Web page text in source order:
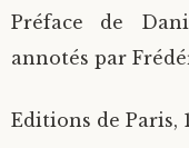
Préface de
annotés par
Editions de Paris,